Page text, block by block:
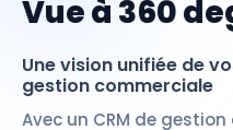
Vue à 360
Une vision unifiée de
gestion commerciale
Avec un CRM de